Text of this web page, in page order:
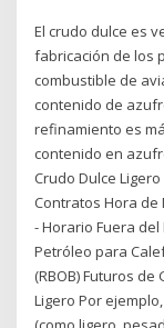
El crudo dulce es
fabricación de los
combustible de
contenido de
refinamiento es
contenido en
Crudo Dulce Ligero
Contratos Hora de
- Horario Fuera del
Petróleo para
(RBOB) Futuros
Ligero Por